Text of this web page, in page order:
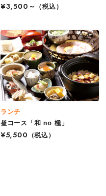
¥3,500～
（税込）
ランチ
昼コース「和 no 極」
¥5,500
（税込）